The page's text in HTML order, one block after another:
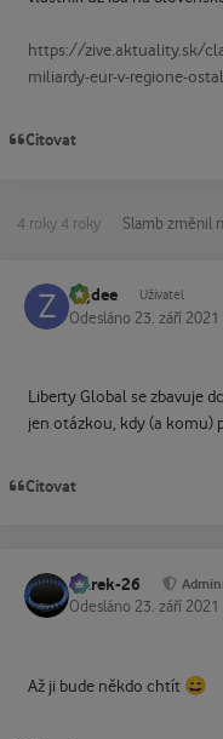
https://zive.aktuality.sk/
miliardy-eur-v-regione-
Citovat
4 roky 4 roky Slamb změnil
zajdee Uživatel
Odesláno 23. září 2021
Liberty Global se zbavuje
jen otázkou, kdy (a komu)
Citovat
Marek-26
Odesláno 23. září 2021
Až ji bude někdo chtít 😄